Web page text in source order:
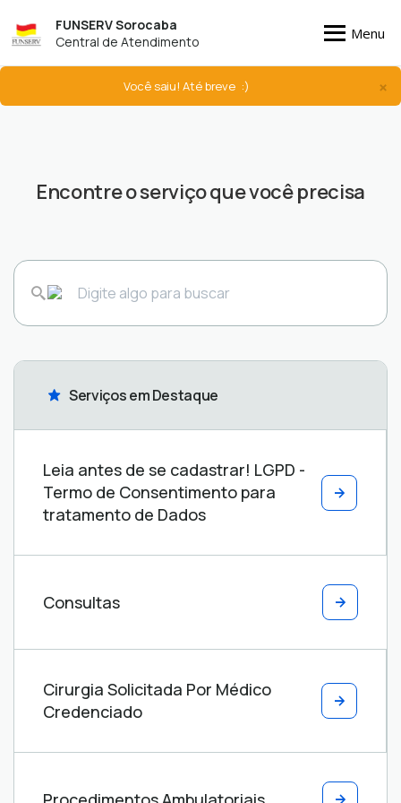
FUNSERV Sorocaba
Central de Atendimento
Menu
×
Você saiu! Até breve :)
Encontre o serviço que você precisa
Serviços em Destaque
Leia antes de se cadastrar! LGPD -
Termo de Consentimento para
tratamento de Dados
Consultas
Cirurgia Solicitada Por Médico
Credenciado